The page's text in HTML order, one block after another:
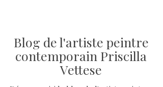
Blog de l'artiste peintre
contemporain Priscilla
Vettese